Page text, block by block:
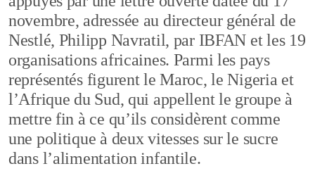
novembre, adressée au directeur général de
Nestlé, Philipp Navratil, par IBFAN et les 19
organisations africaines. Parmi les pays
représentés figurent le Maroc, le Nigeria et
l’Afrique du Sud, qui appellent le groupe à
mettre fin à ce qu’ils considèrent comme
une politique à deux vitesses sur le sucre
dans l’alimentation infantile.